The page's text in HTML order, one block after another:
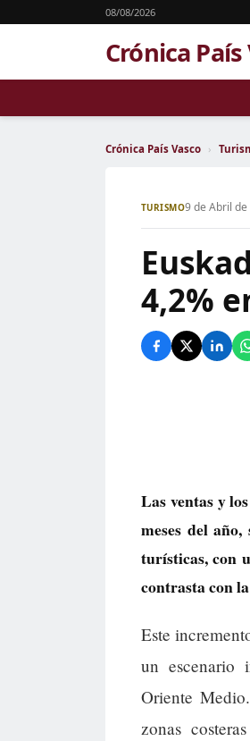
08/08/2026
Crónica País
Crónica País Vasco ›
TURISMO9 de Abril de
4,2%
Las ventas y
meses del
turísticas, con
contrasta con
Este
un escenario
Oriente
zonas